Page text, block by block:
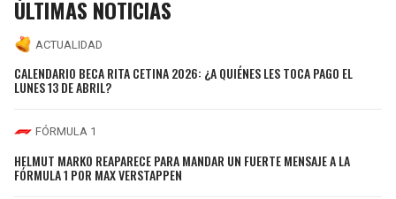
ÚLTIMAS NOTICIAS
ACTUALIDAD
CALENDARIO BECA RITA CETINA 2026: ¿A QUIÉNES LES TOCA PAGO EL
LUNES 13 DE ABRIL?
FÓRMULA 1
HELMUT MARKO REAPARECE PARA MANDAR UN FUERTE MENSAJE A LA
FÓRMULA 1 POR MAX VERSTAPPEN